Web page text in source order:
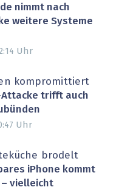
nimmt nach
weitere Systeme
Uhr
kompromittiert
trifft auch
Uhr
brodelt
iPhone kommt
– vielleicht